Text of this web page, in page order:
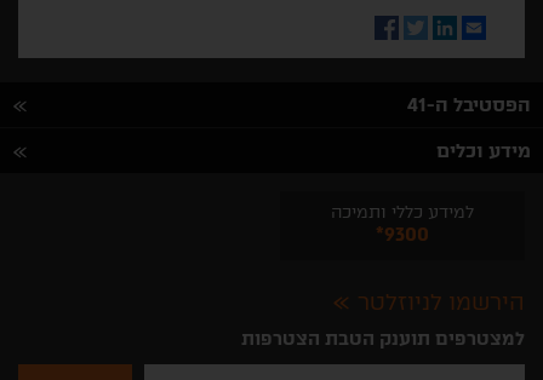
Email
LinkedIn
Twitter
Facebook
הפסטיבל ה-41
מידע וכלים
למידע כללי ותמיכה
*9300
הירשמו לניוזלטר
למצטרפים תוענק הטבת הצטרפות